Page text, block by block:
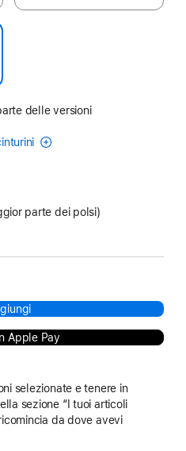
delle versioni
parte dei polsi)
Apple Pay
selezionate e tenere in
sezione “I tuoi articoli
da dove avevi